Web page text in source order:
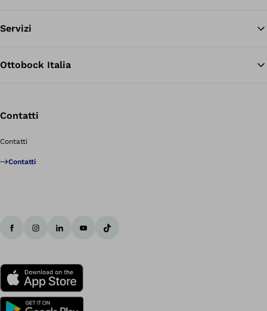
Servizi
Ottobock Italia
Contatti
Contatti
Contatti